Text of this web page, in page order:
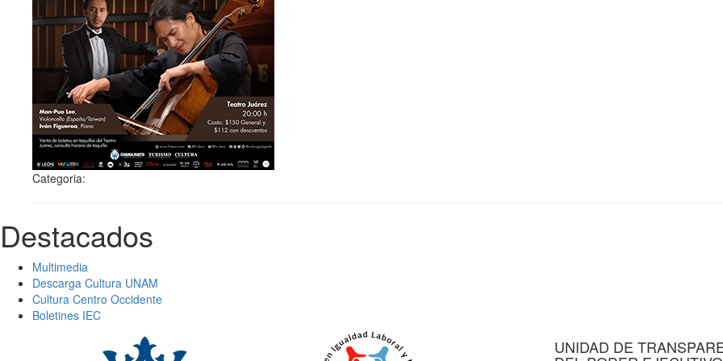
Categoria:
Destacados
Multimedia
Descarga Cultura UNAM
Cultura Centro Occidente
Boletines IEC
UNIDAD DE